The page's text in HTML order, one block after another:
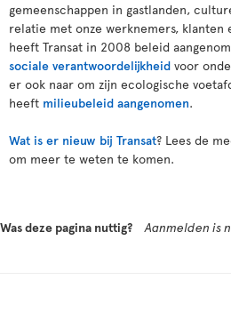
gemeenschappen in gastlanden,
relatie met onze werknemers, klanten
heeft Transat in 2008 beleid
sociale verantwoordelijkheid voor
er ook naar om zijn ecologische
heeft milieubeleid aangenomen.
Wat is er nieuw bij Transat? Lees de
om meer te weten te komen.
Was deze pagina nuttig? Aanmelden is